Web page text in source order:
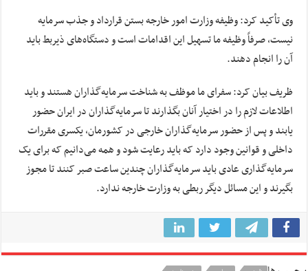
وی تأکید کرد: وظیفه وزارت امور خارجه بستن قرارداد و جذب سرمایه
نیست، صرفاً وظیفه ما تسهیل این اقدامات است و دستگاه‌های ذیربط باید
آن را انجام دهند.
ظریف بیان کرد: سفرای ما موظف به شناخت سرمایه‌گذاران هستند و باید
اطلاعات لازم را در اختیار آنان بگذارند تا سرمایه‌گذاران در ایران حضور
یابند و پس از حضور سرمایه‌گذاران خارجی در کشورمان، یکسری مقررات
داخلی و قوانین وجود دارد که باید رعایت شود و همه می‌دانیم که برای یک
سرمایه‌گذاری عادی باید سرمایه‌گذاران چندین ساعت صبر کنند تا مجوز
بگیرند و این مسائل دیگر ربطی به وزارت خارجه ندارد.